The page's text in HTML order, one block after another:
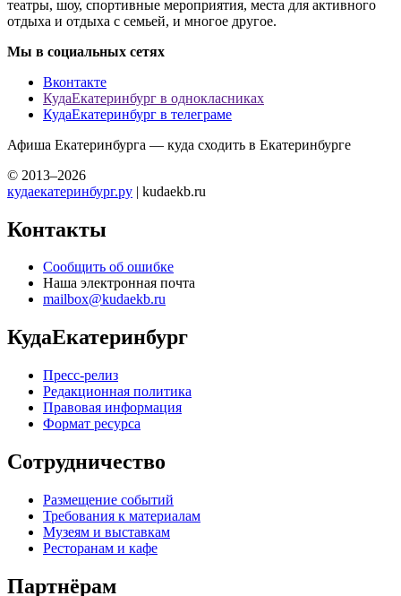
театры, шоу, спортивные мероприятия, места для активного
отдыха и отдыха с семьей, и многое другое.
Мы в социальных сетях
Вконтакте
КудаЕкатеринбург в однокласниках
КудаЕкатеринбург в телеграме
Афиша Екатеринбурга — куда сходить в Екатеринбурге
© 2013–2026
кудаекатеринбург.ру | kudaekb.ru
Контакты
Сообщить об ошибке
Наша электронная почта
mailbox@kudaekb.ru
КудаЕкатеринбург
Пресс-релиз
Редакционная политика
Правовая информация
Формат ресурса
Сотрудничество
Размещение событий
Требования к материалам
Музеям и выставкам
Ресторанам и кафе
Партнёрам